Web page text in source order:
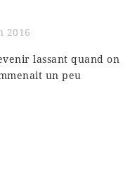
2016
lassant quand on
un peu